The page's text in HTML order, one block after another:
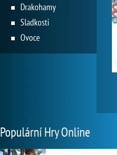
Drakohamy
Sladkosti
Ovoce
Populární Hry Online